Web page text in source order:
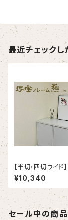
最近チェックし
【半切・四切ワイ
ーム極 ( kiwami)
中/ ブラック ）
¥10,340
セール中の商品